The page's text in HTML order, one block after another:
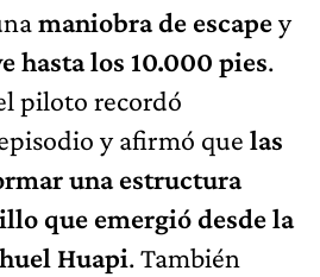
maniobra de escapey
hasta los 10.000 pies.
piloto recordó
y afirmó que las
una estructura
que emergió desde la
Huapi. También